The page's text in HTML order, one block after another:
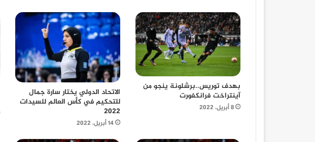
بهدف توريس..برشلونة ينجو من
آينتراخت فرانكفورت
8 أبريل، 2022
الاتحاد الدولي يختار سارة جمال
للتحكيم في كأس العالم للسيدات
2022
14 أبريل، 2022